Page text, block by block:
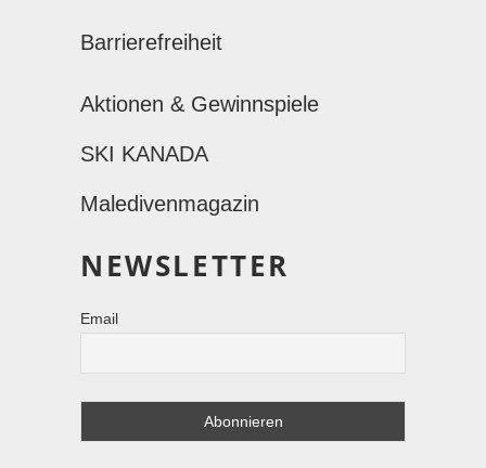
Barrierefreiheit
Aktionen & Gewinnspiele
SKI KANADA
Maledivenmagazin
NEWSLETTER
Email